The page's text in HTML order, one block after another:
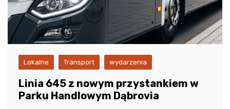
Lokalne Transport wydarzenia
Linia 645 z nowym przystankiem w
Parku Handlowym Dąbrovia